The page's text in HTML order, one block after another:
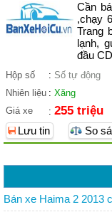
Cần
,chạy
Trang
lạnh,
đầu
Hộp số : Số tự động
Nhiên liệu : Xăng
Giá xe
: 255 triệu
Lưu tin So
Bán xe Haima 2 2013